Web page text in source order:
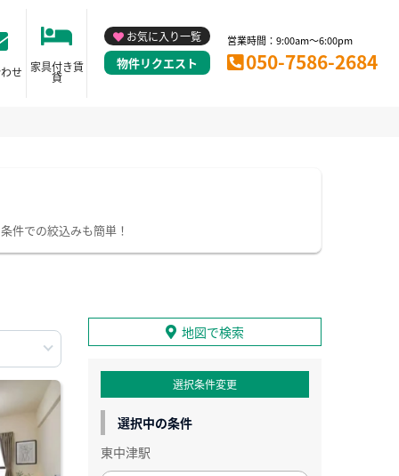
せ 家具付き賃
貸
お気に入り一覧
物件リクエスト
営業時間：9:00am～6:00pm
050-7586-2684
件での絞込みも簡単！
地図で検索
選択条件変更
選択中の条件
東中津駅